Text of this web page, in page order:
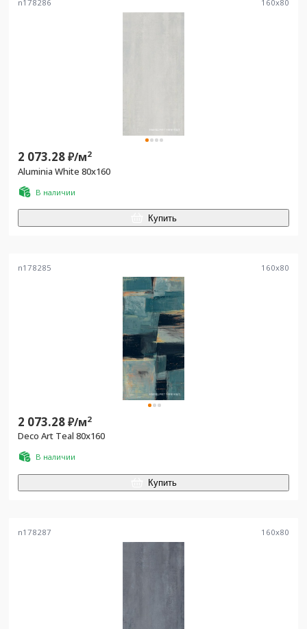
n178286 160x80
2 073.28₽/м2
Aluminia White 80x160
В наличии
Купить
n178285 160x80
2 073.28₽/м2
Deco Art Teal 80x160
В наличии
Купить
n178287 160x80